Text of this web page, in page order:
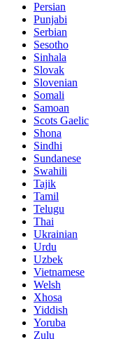
Persian
Punjabi
Serbian
Sesotho
Sinhala
Slovak
Slovenian
Somali
Samoan
Scots Gaelic
Shona
Sindhi
Sundanese
Swahili
Tajik
Tamil
Telugu
Thai
Ukrainian
Urdu
Uzbek
Vietnamese
Welsh
Xhosa
Yiddish
Yoruba
Zulu